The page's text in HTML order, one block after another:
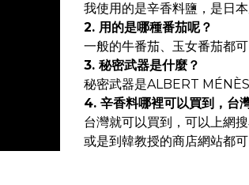
我使用的是辛香料鹽，是日
2. 用的是哪種番茄呢？
一般的牛番茄、玉女番茄都
3. 秘密武器是什麼 ？
秘密武器是ALBERT MÉNÈS
4. 辛香料哪裡可以買到，台
台灣就可以買到，可以上網
或是到韓教授的商店網站都可